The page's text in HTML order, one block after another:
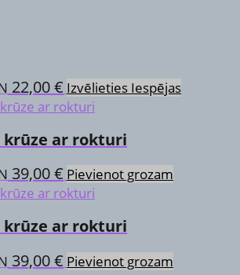
22,00€ Izvēlieties Iespējas
krūze ar rokturi
39,00€ Pievienot grozam
krūze ar rokturi
39,00€ Pievienot grozam